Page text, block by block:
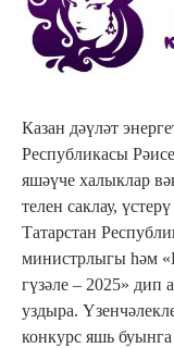
Казан дәүләт
Республикасы
яшәүче халыклар
телен саклау,
Татарстан
министрлыгы һәм
гүзәле – 2025» дип
уздыра.
конкурс яшь